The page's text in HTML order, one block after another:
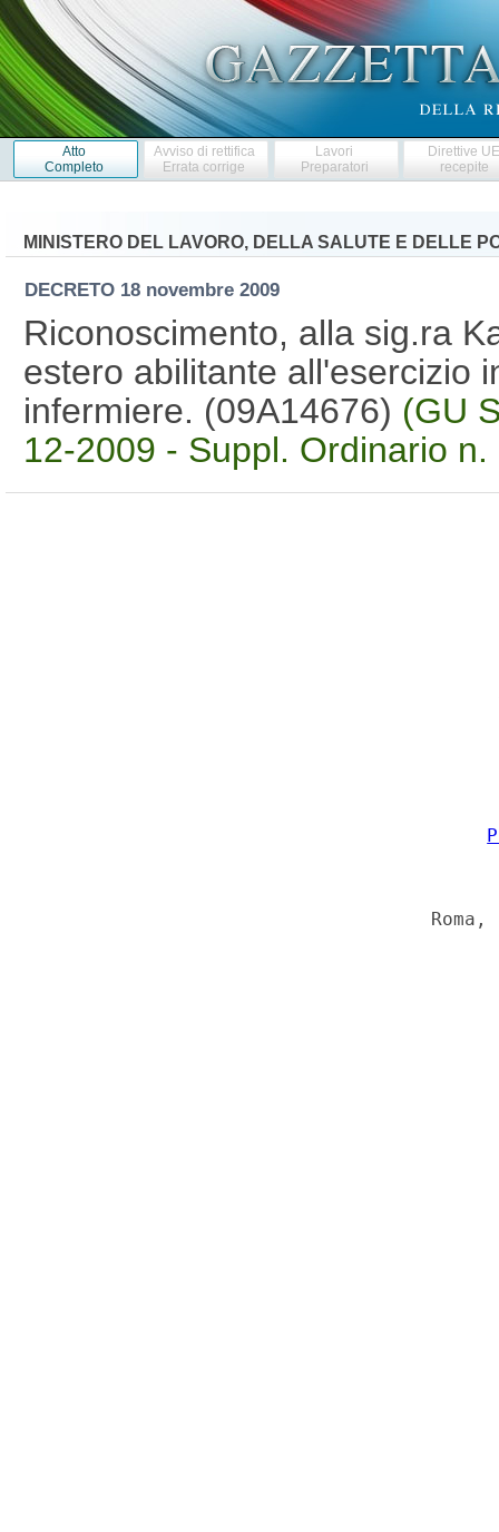
Atto
Completo
Avviso di rettifica
Errata corrige
Lavori
Preparatori
Direttive
recepite
MINISTERO DEL LAVORO, DELLA SALUTE E DELLE
DECRETO 18 novembre 2009
Riconoscimento, alla sig.ra
estero abilitante all'esercizio
infermiere. (09A14676) (GU
12-2009 - Suppl. Ordinario n.